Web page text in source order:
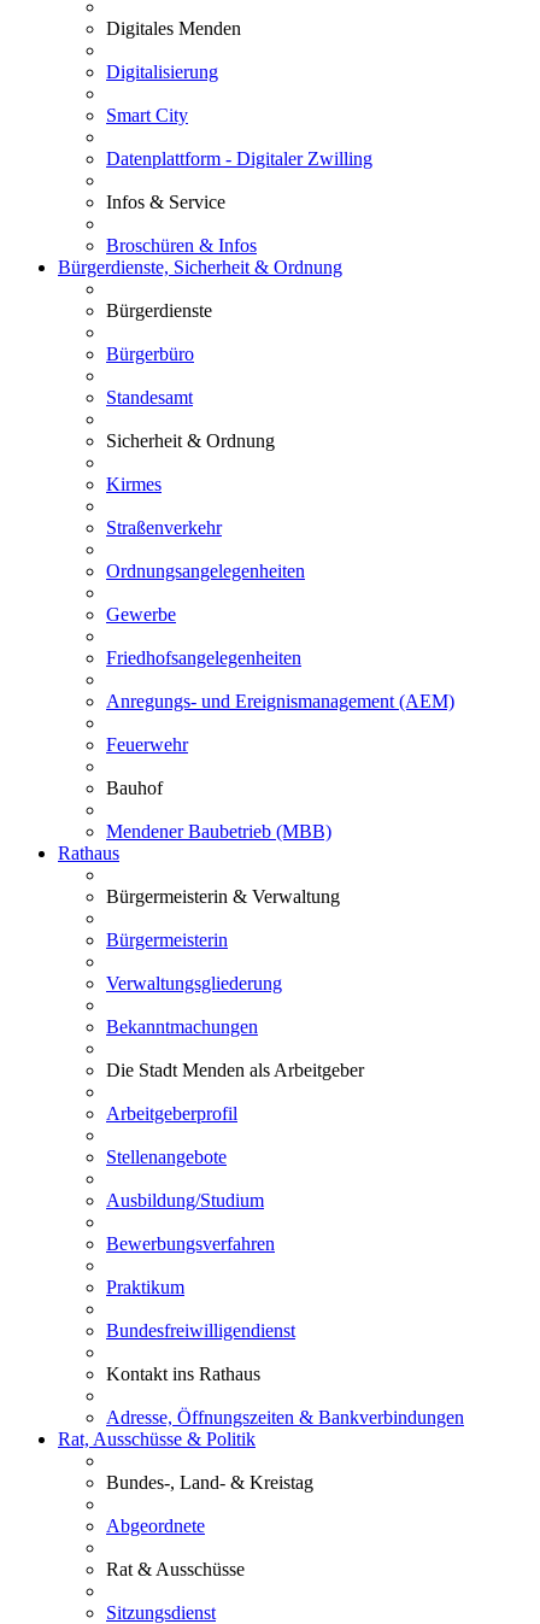
Digitales Menden
Digitalisierung
Smart City
Datenplattform - Digitaler Zwilling
Infos & Service
Broschüren & Infos
Bürgerdienste, Sicherheit & Ordnung
Bürgerdienste
Bürgerbüro
Standesamt
Sicherheit & Ordnung
Kirmes
Straßenverkehr
Ordnungsangelegenheiten
Gewerbe
Friedhofsangelegenheiten
Anregungs- und Ereignismanagement (AEM)
Feuerwehr
Bauhof
Mendener Baubetrieb (MBB)
Rathaus
Bürgermeisterin & Verwaltung
Bürgermeisterin
Verwaltungsgliederung
Bekanntmachungen
Die Stadt Menden als Arbeitgeber
Arbeitgeberprofil
Stellenangebote
Ausbildung/Studium
Bewerbungsverfahren
Praktikum
Bundesfreiwilligendienst
Kontakt ins Rathaus
Adresse, Öffnungszeiten & Bankverbindungen
Rat, Ausschüsse & Politik
Bundes-, Land- & Kreistag
Abgeordnete
Rat & Ausschüsse
Sitzungsdienst